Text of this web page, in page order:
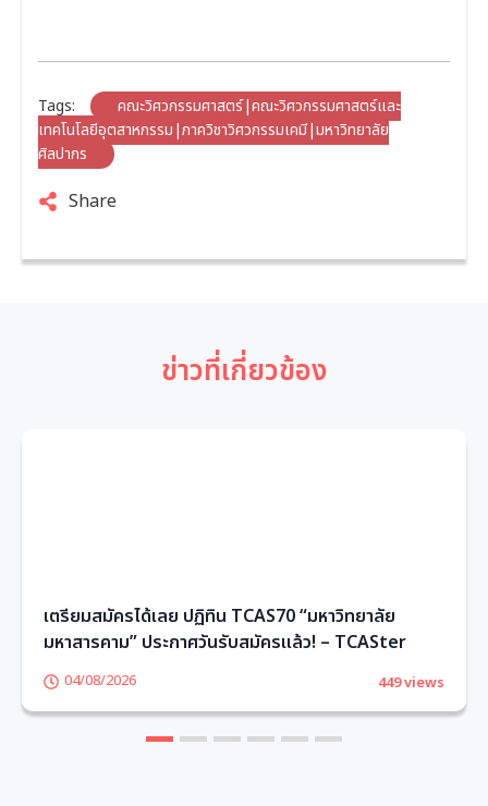
Tags:
คณะวิศวกรรมศาสตร์|คณะวิศวกรรมศาสตร์และ
เทคโนโลยีอุตสาหกรรม|ภาควิชาวิศวกรรมเคมี|มหาวิทยาลัย
ศิลปากร
Share
ข่าวที่เกี่ยวข้อง
เตรียมสมัครได้เลย ปฏิทิน TCAS70 “มหาวิทยาลัย
มหาสารคาม” ประกาศวันรับสมัครแล้ว! – TCASter
04/08/2026 449 views
3 4 5 6